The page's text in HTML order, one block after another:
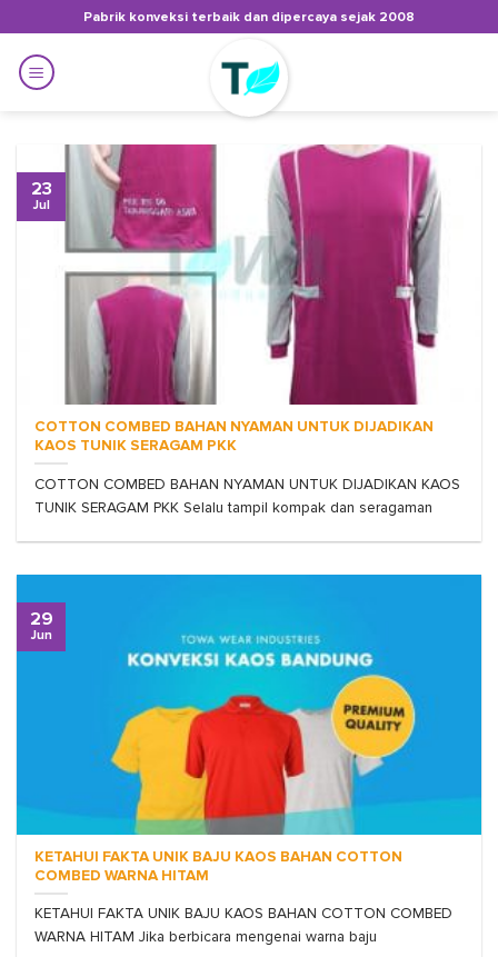
to
content
Pabrik konveksi terbaik dan dipercaya sejak 2008
COTTON COMBED BAHAN NYAMAN UNTUK DIJADIKAN
KAOS TUNIK SERAGAM PKK
COTTON COMBED BAHAN NYAMAN UNTUK DIJADIKAN KAOS
TUNIK SERAGAM PKK Selalu tampil kompak dan seragaman
23
Jul
KETAHUI FAKTA UNIK BAJU KAOS BAHAN COTTON
COMBED WARNA HITAM
KETAHUI FAKTA UNIK BAJU KAOS BAHAN COTTON COMBED
WARNA HITAM Jika berbicara mengenai warna baju
29
Jun